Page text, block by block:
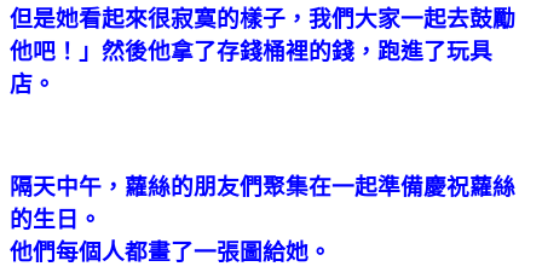
但是她看起來很寂寞的樣子，我們大家一起去鼓勵
他吧！」然後他拿了存錢桶裡的錢，跑進了玩具
店。
隔天中午，蘿絲的朋友們聚集在一起準備慶祝蘿絲
的生日。
他們每個人都畫了一張圖給她。